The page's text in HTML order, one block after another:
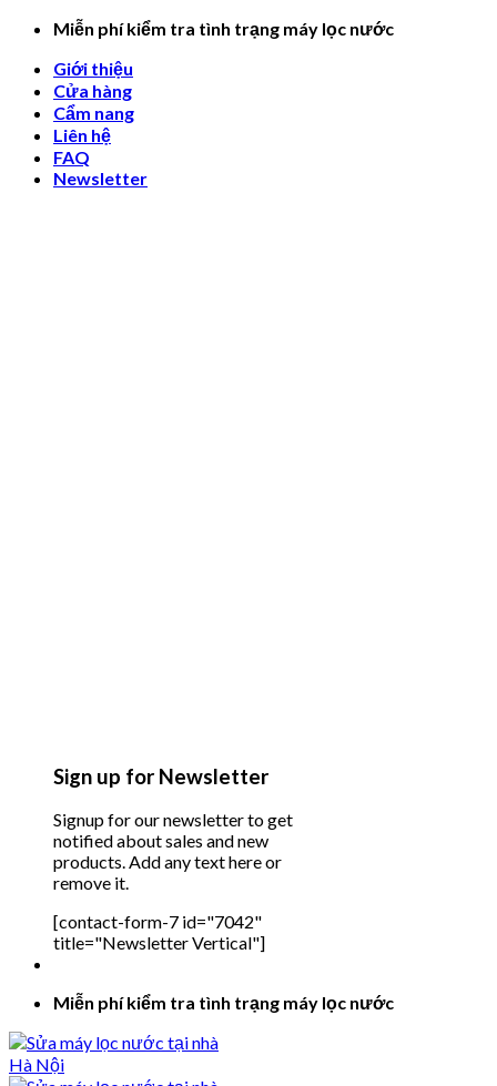
Skip
content
Miễn phí kiểm tra tình trạng máy lọc nước
Giới thiệu
Cửa hàng
Cẩm nang
Liên hệ
FAQ
Newsletter
Sign up for Newsletter
Signup for our newsletter to get
notified about sales and new
products. Add any text here or
remove it.
[contact-form-7 id="7042"
title="Newsletter Vertical"]
Miễn phí kiểm tra tình trạng máy lọc nước